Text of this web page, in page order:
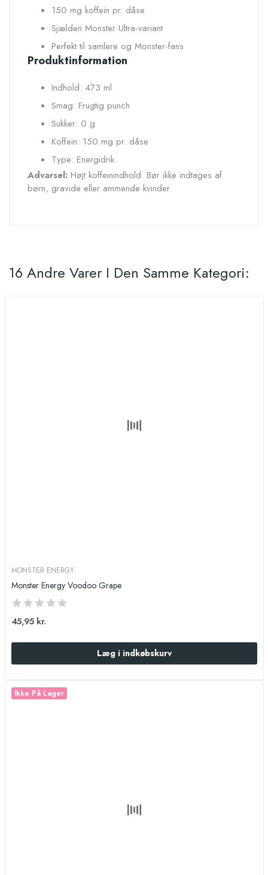
150 mg koffein pr. dåse
Sjælden Monster Ultra-variant
Perfekt til samlere og Monster-fans
Produktinformation
Indhold: 473 ml
Smag: Frugtig punch
Sukker: 0 g
Koffein: 150 mg pr. dåse
Type: Energidrik
Advarsel: Højt koffeinindhold. Bør ikke indtages af
børn, gravide eller ammende kvinder.
16 Andre Varer I Den Samme Kategori:
MONSTER ENERGY
Monster Energy Voodoo Grape
45,95 kr.
Læg i indkøbskurv
Ikke På Lager